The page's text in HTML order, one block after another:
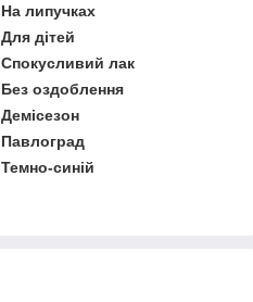
На липучках
Для дітей
Спокусливий лак
Без оздоблення
Демісезон
Павлоград
Темно-синій